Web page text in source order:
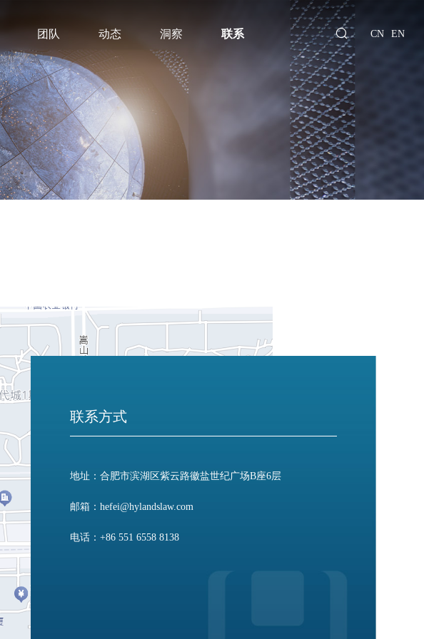
CN EN
团队 动态 洞察 联系
联系方式
地址：合肥市滨湖区紫云路徽盐世纪广场B座6层
邮箱： hefei@hylandslaw.com
电话： +86 551 6558 8138